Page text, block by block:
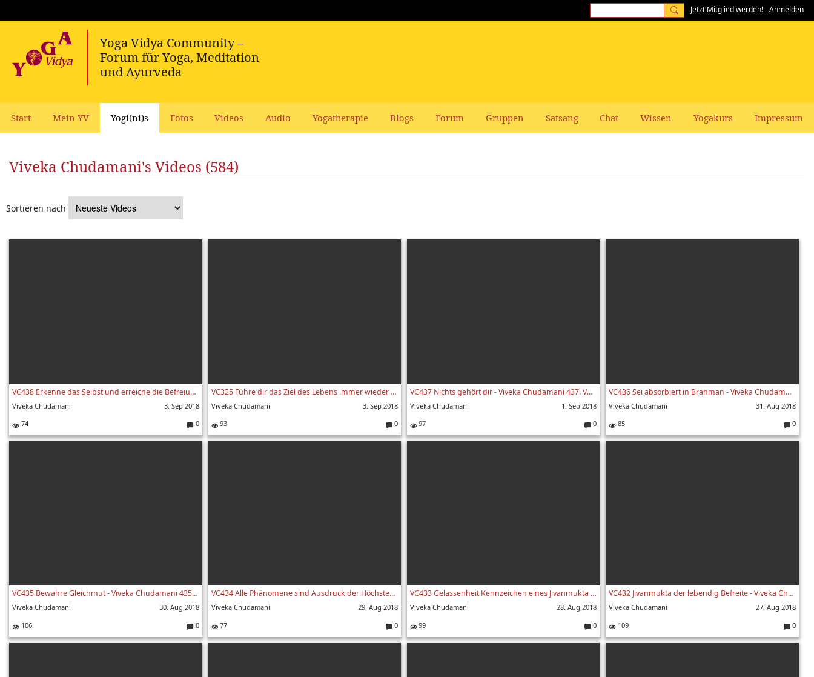
Jetzt Mitglied werden! Anmelden
Start Mein YV Yogi(ni)s Fotos Videos Audio Yogatherapie Blogs Forum Gruppen Satsang Chat Wissen Yogakurs Impressum
Viveka Chudamani's Videos (584)
Sortieren nach
VC438 Erkenne das Selbst und erreiche die Befreiung - Viveka Chudamani 438. Vers
Viveka Chudamani
3. Sep 2018
74
Kommentare:
0
VC325 Führe dir das Ziel des Lebens immer wieder vor Augen - Viveka Chudamani 325. Vers
Viveka Chudamani
3. Sep 2018
93
Kommentare:
0
VC437 Nichts gehört dir - Viveka Chudamani 437. Vers
Viveka Chudamani
1. Sep 2018
97
Kommentare:
0
VC436 Sei absorbiert in Brahman - Viveka Chudamani 436. Vers
Viveka Chudamani
31. Aug 2018
85
0
VC435 Bewahre Gleichmut - Viveka Chudamani 435. Vers
Viveka Chudamani
30. Aug 2018
106
Kommentare:
0
VC434 Alle Phänomene sind Ausdruck der Höchsten Wirklichkeit - Viveka Chudamani Vers.434
Viveka Chudamani
29. Aug 2018
77
Kommentare:
0
VC433 Gelassenheit Kennzeichen eines Jivanmukta lebendig Befreiten - Viveka Chudamani 433. Vers
Viveka Chudamani
28. Aug 2018
99
Kommentare:
0
VC432 Jivanmukta der lebendig Befreite - Viveka Chudamani 432. Vers
Viveka Chudamani
27. Aug 2018
109
0